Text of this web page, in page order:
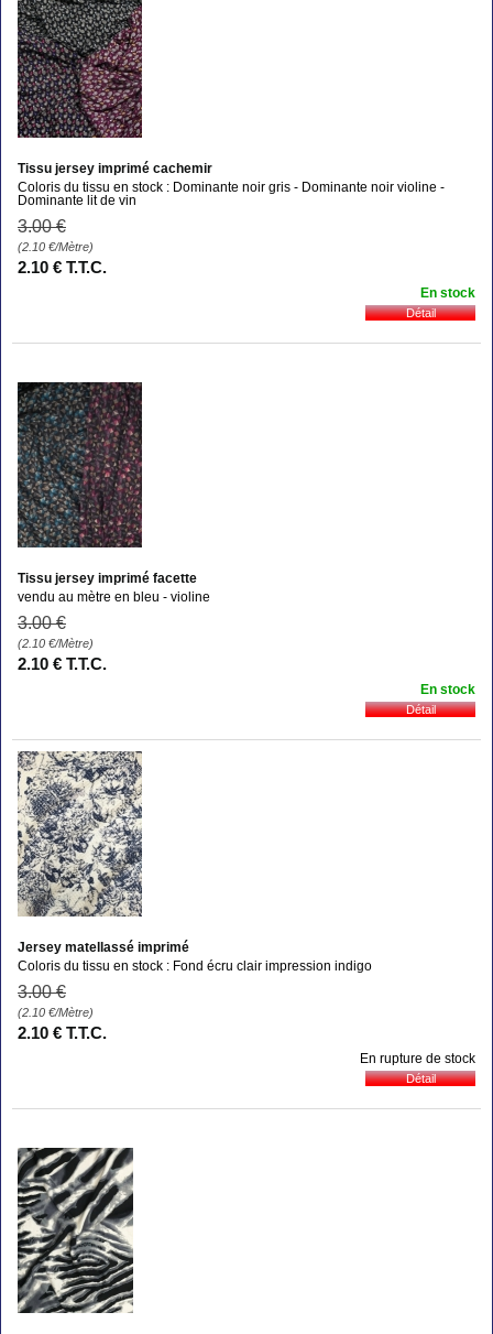
Tissu jersey imprimé cachemir
Coloris du tissu en stock : Dominante noir gris - Dominante noir violine -
Dominante lit de vin
3.00 €
(2.10 €/Mètre)
2.10 € T.T.C.
En stock
Tissu jersey imprimé facette
vendu au mètre en bleu - violine
3.00 €
(2.10 €/Mètre)
2.10 € T.T.C.
En stock
Jersey matellassé imprimé
Coloris du tissu en stock : Fond écru clair impression indigo
3.00 €
(2.10 €/Mètre)
2.10 € T.T.C.
En rupture de stock